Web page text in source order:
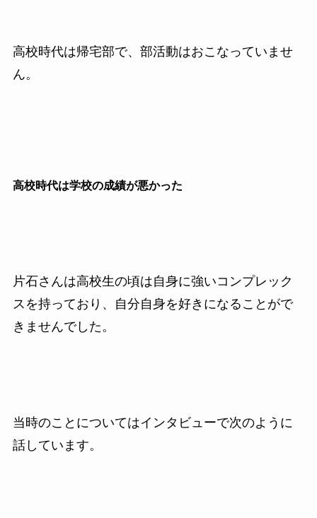
高校時代は帰宅部で、部活動はおこなっていませ
ん。
高校時代は学校の成績が悪かった
片石さんは高校生の頃は自身に強いコンプレック
スを持っており、自分自身を好きになることがで
きませんでした。
当時のことについてはインタビューで次のように
話しています。